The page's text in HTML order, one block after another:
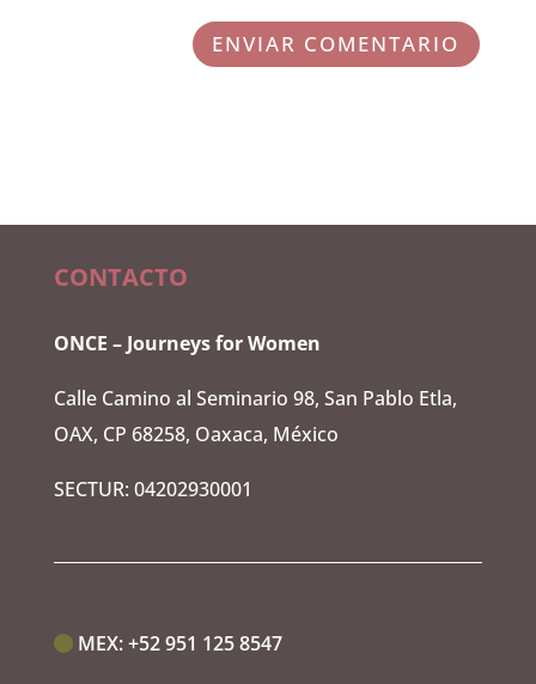
ENVIAR COMENTARIO
CONTACTO
ONCE – Journeys for Women
Calle Camino al Seminario 98, San Pablo Etla,
OAX, CP 68258, Oaxaca, México
SECTUR: 04202930001
MEX:‭+52 951 125 8547